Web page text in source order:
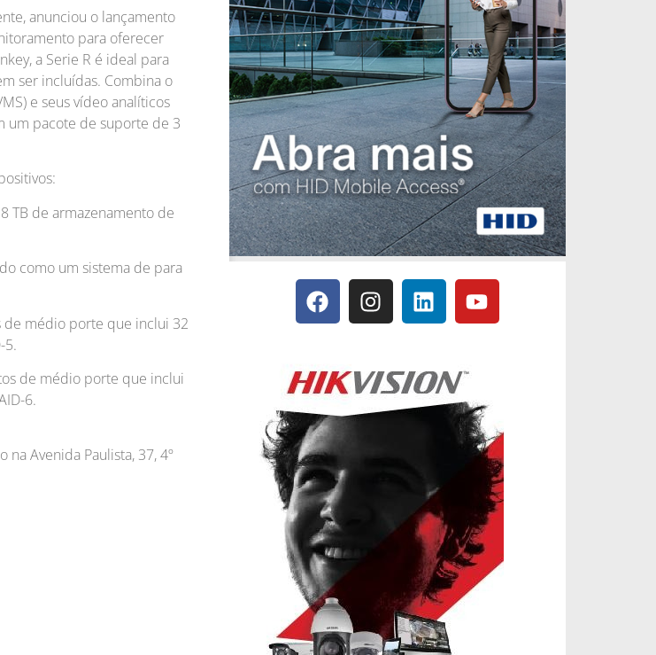
anunciou o lançamento
para oferecer
a Serie R é ideal para
ser incluídas. Combina o
e seus vídeo analíticos
um pacote de suporte de 3
TB de armazenamento de
como um sistema de para
médio porte que inclui 32
5.
de médio porte que inclui
6.
Avenida Paulista, 37, 4º